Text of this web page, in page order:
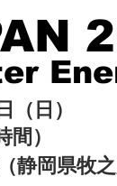
（日）
）
岡県牧之